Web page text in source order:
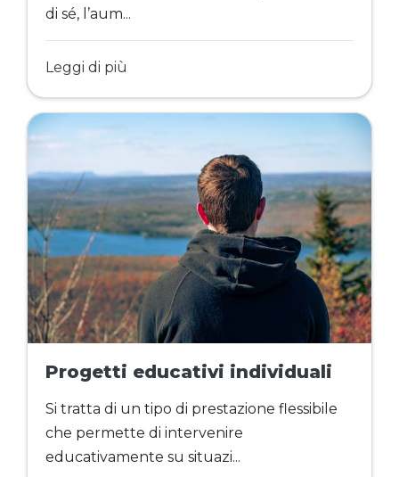
di sé, l’aum...
Leggi di più
Progetti educativi individuali
Si tratta di un tipo di prestazione flessibile
che permette di intervenire
educativamente su situazi...